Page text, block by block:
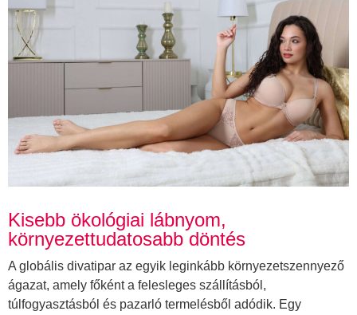
Kisebb ökológiai lábnyom,
környezettudatosabb döntés
A globális divatipar az egyik leginkább környezetszennyező
ágazat, amely főként a felesleges szállításból,
túlfogyasztásból és pazarló termelésből adódik. Egy